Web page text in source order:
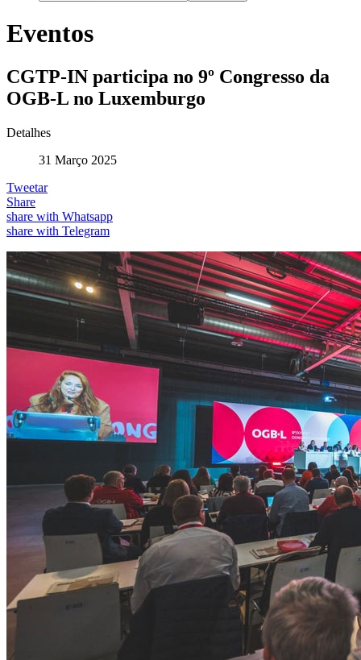
Eventos
CGTP-IN participa no 9º Congresso da
OGB-L no Luxemburgo
Detalhes
31 Março 2025
Tweetar
Share
share with Whatsapp
share with Telegram